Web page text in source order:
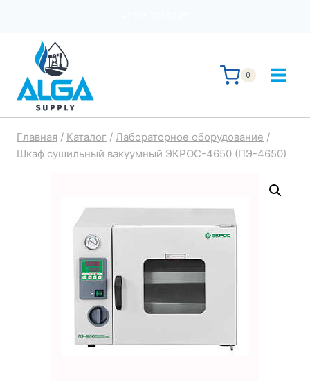
содержимому
0
Главная / Каталог / Лабораторное оборудование /
Шкаф сушильный вакуумный ЭКРОС-4650 (ПЭ-4650)